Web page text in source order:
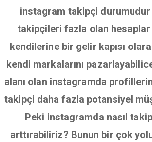
instagram takipçi
takipçileri fazla olan hesaplar
kendilerine bir gelir kapısı
kendi markalarını
alanı olan instagramda
takipçi daha fazla potansiyel
Peki instagramda nasıl
arttırabiliriz? Bunun bir çok